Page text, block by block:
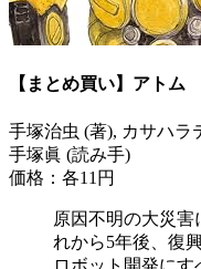
【まとめ買い】アト
手塚治虫 (著), カサハラ
手塚眞 (読み手)
価格：各11円
原因不明の大災
れから5年後、復
ロボット開発に